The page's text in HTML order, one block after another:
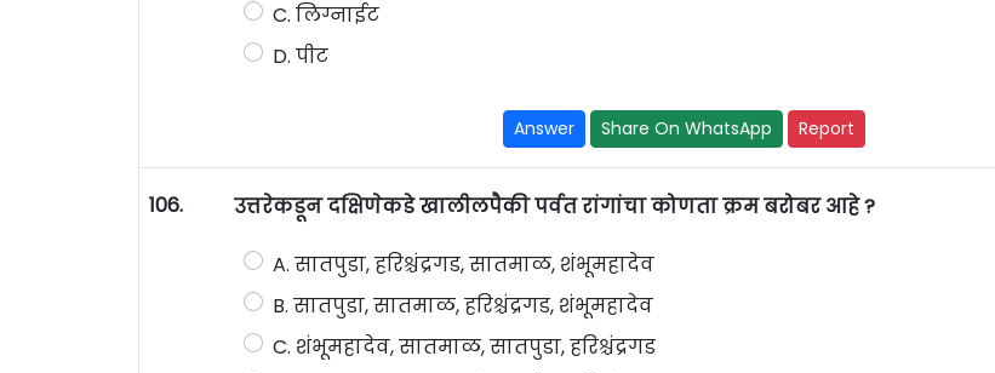
C. लिग्नाईट
D. पीट
Answer Share On WhatsApp Report
106. उत्तरेकडून दक्षिणेकडे खालीलपैकी पर्वत रांगांचा कोणता क्रम बरोबर आहे ?
A. सातपुडा, हरिश्चंद्रगड, सातमाळ, शंभूमहादेव
B. सातपुडा, सातमाळ, हरिश्चंद्रगड, शंभूमहादेव
C. शंभूमहादेव, सातमाळ, सातपुडा, हरिश्चंद्रगड